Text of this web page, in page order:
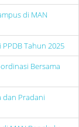
di MAN
Tahun 2025
Bersama
dan Pradani